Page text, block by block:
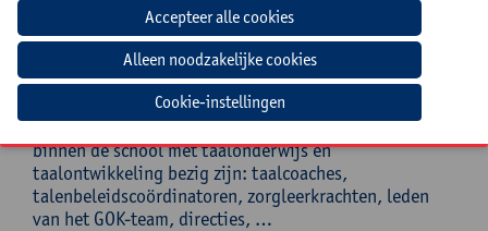
Doelgroep
Deze cursus staat open voor alle leraren Nederlands
(inclusief OKAN en NT2) in het secundair onderwijs en
het volwassenenonderwijs, maar ook voor anderen die
binnen de school met taalonderwijs en
taalontwikkeling bezig zijn: taalcoaches,
talenbeleidscoördinatoren, zorgleerkrachten, leden
van het GOK-team, directies, …
Cookie-instellingen